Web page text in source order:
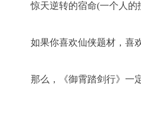
惊天逆转的宿命(一个人
如果你喜欢仙侠题材，
那么，《御霄踏剑行》一